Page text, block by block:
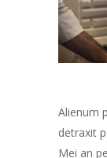
Alienum
detraxit
Mei an